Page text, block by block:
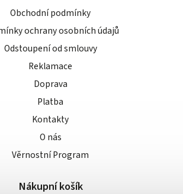
Obchodní podmínky
ochrany osobních údajů
Odstoupení od smlouvy
Reklamace
Doprava
Platba
Kontakty
O nás
Věrnostní Program
Nákupní košík